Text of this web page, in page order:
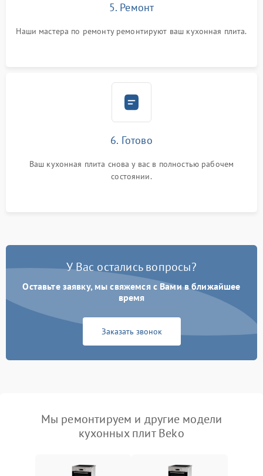
5. Ремонт
Наши мастера по ремонту ремонтируют ваш кухонная плита.
6. Готово
Ваш кухонная плита снова у вас в полностью рабочем
состоянии.
У Вас остались вопросы?
Оставьте заявку, мы свяжемся с Вами в ближайшее
время
Заказать звонок
Мы ремонтируем и другие модели
кухонных плит Beko